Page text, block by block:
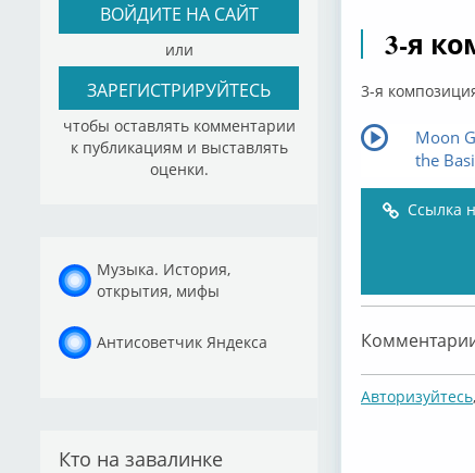
ВОЙДИТЕ НА САЙТ
или
ЗАРЕГИСТРИРУЙТЕСЬ
чтобы оставлять комментарии
к публикациям и выставлять
оценки.
Музыка. История,
открытия, мифы
Антисоветчик Яндекса
Кто на завалинке
3-я
3-я
Moon
the
Ссылка
Авторизуйтесь